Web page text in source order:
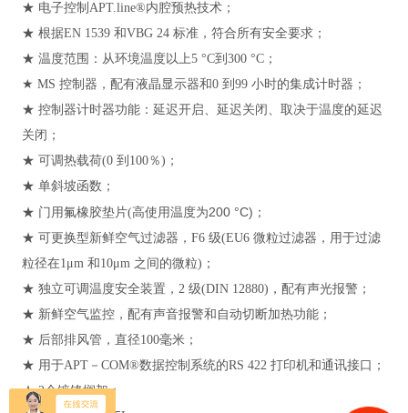
★ 电子控制APT.line®内腔预热技术；
★ 根据EN 1539 和VBG 24 标准，符合所有安全要求；
★ 温度范围：从环境温度以上5 °C到300 °C；
★ MS 控制器，配有液晶显示器和0 到99 小时的集成计时器；
★ 控制器计时器功能：延迟开启、延迟关闭、取决于温度的延迟
关闭；
★ 可调热载荷(0 到100％)；
★ 单斜坡函数；
★ 门用氟橡胶垫片(高使用温度为200 °C)；
★ 可更换型新鲜空气过滤器，F6 级(EU6 微粒过滤器，用于过滤
粒径在1μm 和10μm 之间的微粒)；
★ 独立可调温度安全装置，2 级(DIN 12880)，配有声光报警；
★ 新鲜空气监控，配有声音报警和自动切断加热功能；
★ 后部排风管，直径100毫米；
★ 用于APT－COM®数据控制系统的RS 422 打印机和通讯接口；
★ 2个镀铬搁架；